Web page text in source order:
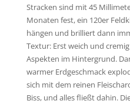
Stracken sind mit 45
Monaten fest, ein 120er
hängen und brilliert dann
Textur: Erst weich und
Aspekten im Hintergrund.
warmer Erdgeschmack
sich mit dem reinen
Biss, und alles fließt dahin.